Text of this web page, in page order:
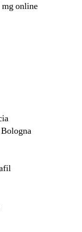
mg online